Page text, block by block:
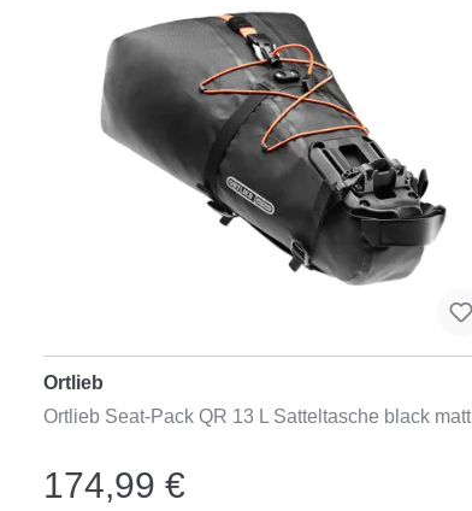
Ortlieb
Ortlieb Seat-Pack QR 13 L Satteltasche black matt
174,99 €